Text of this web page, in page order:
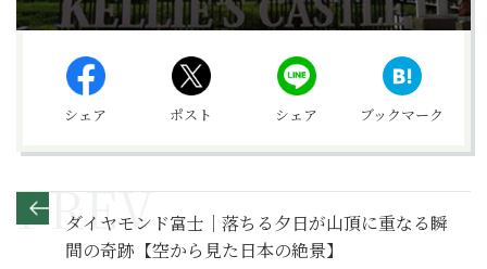
シェア ポスト シェア ブックマーク
ダイヤモンド富士｜落ちる夕日が山頂に重なる瞬
間の奇跡【空から見た日本の絶景】